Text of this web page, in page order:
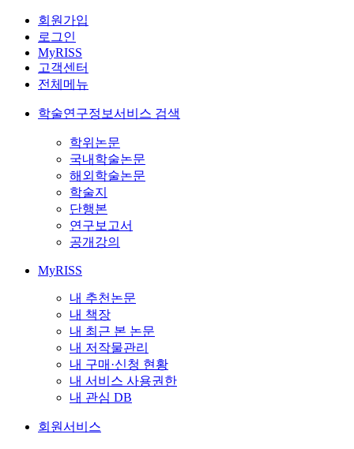
회원가입
로그인
MyRISS
고객센터
전체메뉴
학술연구정보서비스 검색
학위논문
국내학술논문
해외학술논문
학술지
단행본
연구보고서
공개강의
MyRISS
내 추천논문
내 책장
내 최근 본 논문
내 저작물관리
내 구매·신청 현황
내 서비스 사용권한
내 관심 DB
회원서비스